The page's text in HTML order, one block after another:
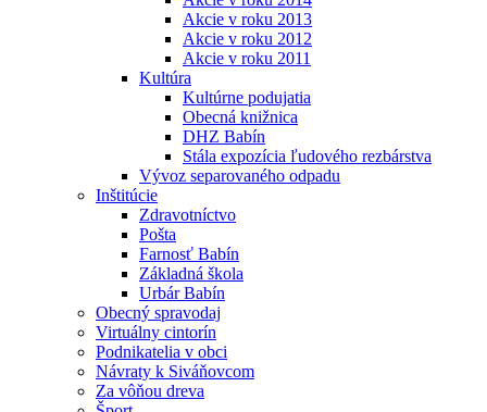
Akcie v roku 2013
Akcie v roku 2012
Akcie v roku 2011
Kultúra
Kultúrne podujatia
Obecná knižnica
DHZ Babín
Stála expozícia ľudového rezbárstva
Vývoz separovaného odpadu
Inštitúcie
Zdravotníctvo
Pošta
Farnosť Babín
Základná škola
Urbár Babín
Obecný spravodaj
Virtuálny cintorín
Podnikatelia v obci
Návraty k Siváňovcom
Za vôňou dreva